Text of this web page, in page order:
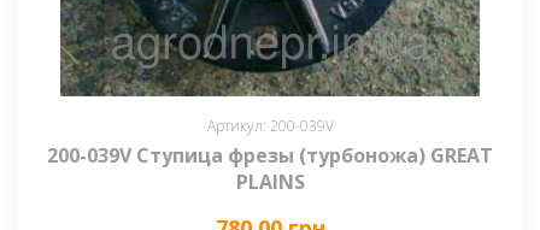
Артикул: 200-039V
200-039V Ступица фрезы (турбоножа) GREAT
PLAINS